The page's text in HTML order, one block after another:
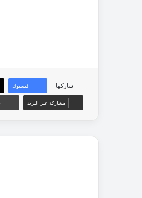
شاركها فيسبوك
مشاركة عبر البريد